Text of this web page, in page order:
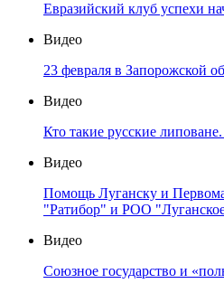
Евразийский клуб успехи
Видео
23 февраля в Запорожской
Видео
Кто такие русские
Видео
Помощь Луганску и
"Ратибор" и РОО "Луганское
Видео
Союзное государство и